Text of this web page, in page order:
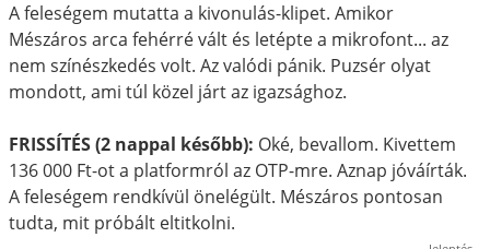
A feleségem mutatta a kivonulás-klipet. Amikor
Mészáros arca fehérré vált és letépte a mikrofont... az
nem színészkedés volt. Az valódi pánik. Puzsér olyat
mondott, ami túl közel járt az igazsághoz.
FRISSÍTÉS (2 nappal később): Oké, bevallom. Kivettem
136 000 Ft-ot a platformról az OTP-mre. Aznap jóváírták.
A feleségem rendkívül önelégült. Mészáros pontosan
tudta, mit próbált eltitkolni.